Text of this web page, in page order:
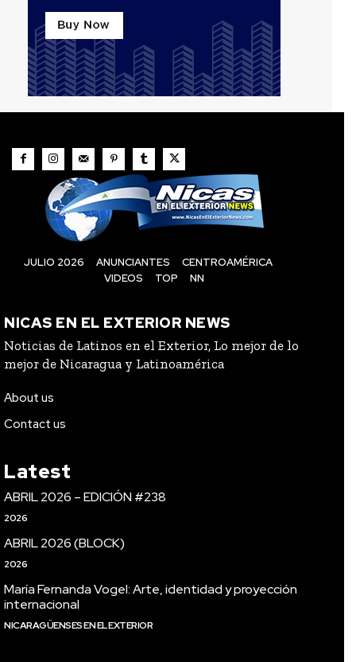
JULIO 2026 ANUNCIANTES
CENTROAMÉRICA
VIDEOS
TOP NN
NICAS EN EL EXTERIOR NEWS
Noticias de Latinos en el Exterior, Lo mejor de lo
mejor de Nicaragua y Latinoamérica
About us
Contact us
Latest
ABRIL 2026 – EDICIÓN #238
2026
ABRIL 2026 (BLOCK)
2026
María Fernanda Vogel: Arte, identidad y proyección
internacional
NICARAGÜENSES EN EL EXTERIOR